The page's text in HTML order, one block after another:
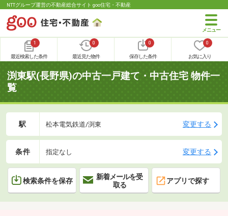
NTTグループ運営の不動産総合サイト goo住宅・不動産
1
最近検索した条件
0
最近見た物件
0
保存した条件
0
お気に入り
渕東駅(長野県)の中古一戸建て・中古住宅 物件一
覧
駅 松本電気鉄道/渕東 変更する
条件 指定なし 変更する
検索条件を保存
新着メールを受
取る
アプリで探す